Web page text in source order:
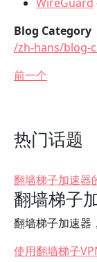
Blog Category
/zh-hans/blog-
前一个
热门话题
翻墙梯子加速器
翻墙梯子
翻墙梯子加速器
使用翻墙梯子